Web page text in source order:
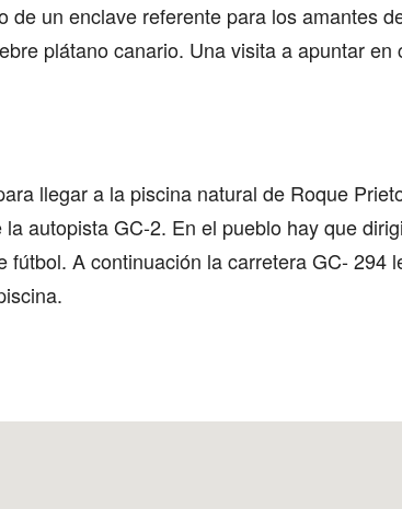
de un enclave referente para los amantes
plátano canario. Una visita a apuntar en
llegar a la piscina natural de Roque
autopista GC-2. En el pueblo hay que
fútbol. A continuación la carretera GC- 294